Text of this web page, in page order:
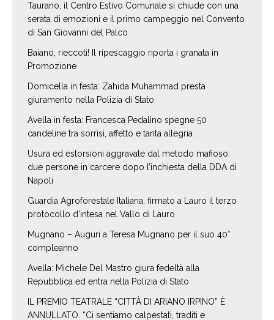
Taurano, il Centro Estivo Comunale si chiude con una
serata di emozioni e il primo campeggio nel Convento
di San Giovanni del Palco
Baiano, rieccoti! Il ripescaggio riporta i granata in
Promozione
Domicella in festa: Zahida Muhammad presta
giuramento nella Polizia di Stato
Avella in festa: Francesca Pedalino spegne 50
candeline tra sorrisi, affetto e tanta allegria
Usura ed estorsioni aggravate dal metodo mafioso:
due persone in carcere dopo l’inchiesta della DDA di
Napoli
Guardia Agroforestale Italiana, firmato a Lauro il terzo
protocollo d’intesa nel Vallo di Lauro
Mugnano – Auguri a Teresa Mugnano per il suo 40°
compleanno
Avella: Michele Del Mastro giura fedeltà alla
Repubblica ed entra nella Polizia di Stato
IL PREMIO TEATRALE “CITTÀ DI ARIANO IRPINO” È
ANNULLATO. “Ci sentiamo calpestati, traditi e